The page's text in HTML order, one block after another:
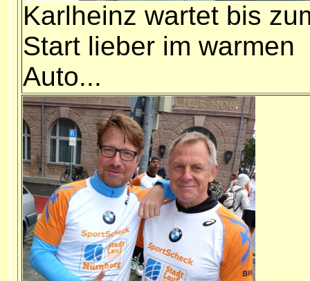
Karlheinz wartet bis
Start lieber im warmen
Auto...